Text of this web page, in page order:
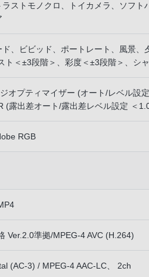
ストモノクロ、トイカメラ、ソフト
ド、ビビッド、ポートレート、風景、
ト＜±3段階＞、彩度＜±3段階＞、シ
オプティマイザー (オート/レベル設
(露出差オート/露出差レベル設定 ＜
RGB
Ver.2.0準拠/MPEG-4 AVC (H.264)
(AC-3) / MPEG-4 AAC-LC、 2ch